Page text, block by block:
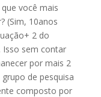
você mais
(Sim, 10anos
2 do
sem contar
por mais 2
de pesquisa
composto por